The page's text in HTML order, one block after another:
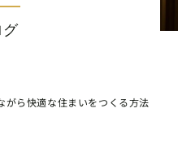
グ
がら快適な住まいをつくる方法